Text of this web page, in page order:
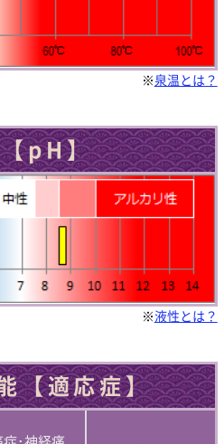
※泉温とは？
pH】
※液性とは？
【適応症】